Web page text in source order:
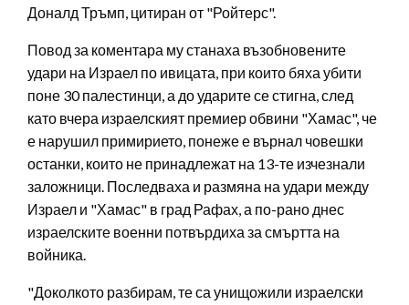
Доналд Тръмп, цитиран от "Ройтерс".
Повод за коментара му станаха възобновените
удари на Израел по ивицата, при които бяха убити
поне 30 палестинци, а до ударите се стигна, след
като вчера израелският премиер обвини "Хамас", че
е нарушил примирието, понеже е върнал човешки
останки, които не принадлежат на 13-те изчезнали
заложници. Последваха и размяна на удари между
Израел и "Хамас" в град Рафах, а по-рано днес
израелските военни потвърдиха за смъртта на
войника.
"Доколкото разбирам, те са унищожили израелски